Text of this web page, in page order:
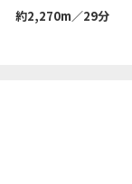
約2,270m／29分